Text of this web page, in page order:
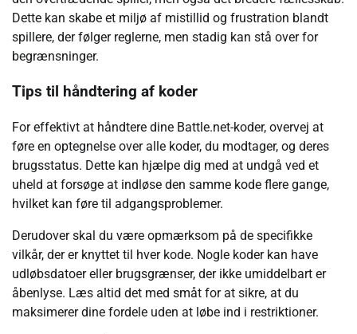
Dette kan skabe et miljø af mistillid og frustration blandt
spillere, der følger reglerne, men stadig kan stå over for
begrænsninger.
Tips til håndtering af koder
For effektivt at håndtere dine Battle.net-koder, overvej at
føre en optegnelse over alle koder, du modtager, og deres
brugsstatus. Dette kan hjælpe dig med at undgå ved et
uheld at forsøge at indløse den samme kode flere gange,
hvilket kan føre til adgangsproblemer.
Derudover skal du være opmærksom på de specifikke
vilkår, der er knyttet til hver kode. Nogle koder kan have
udløbsdatoer eller brugsgrænser, der ikke umiddelbart er
åbenlyse. Læs altid det med småt for at sikre, at du
maksimerer dine fordele uden at løbe ind i restriktioner.